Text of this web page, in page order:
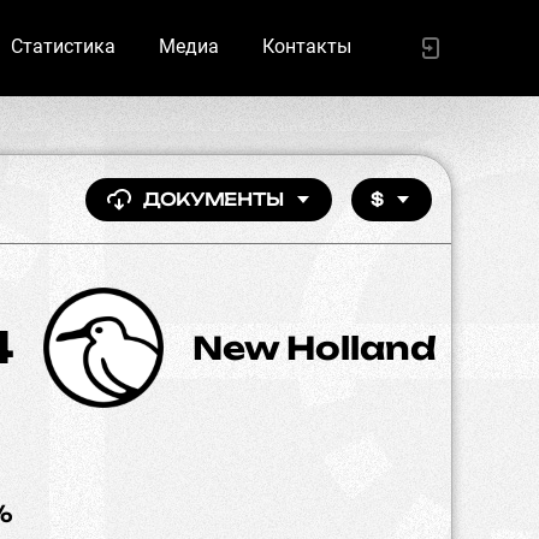
Статистика Медиа Контакты
ДОКУМЕНТЫ $
New Holland